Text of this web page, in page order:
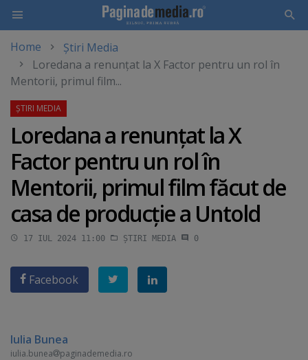
main
content
Home
Știri Media
Loredana a renunţat la X Factor pentru un rol în
Mentorii, primul film...
Loredana a renunţat la X
Factor pentru un rol în
Mentorii, primul film făcut de
casa de producţie a Untold
17 IUL 2024 11:00 ȘTIRI MEDIA 0
Facebook
Iulia Bunea
iulia.bunea paginademedia.ro